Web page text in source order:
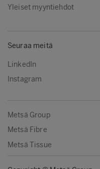
Yleiset myyntiehdot
Seuraa meitä
LinkedIn
Instagram
Metsä Group
Metsä Fibre
Metsä Tissue